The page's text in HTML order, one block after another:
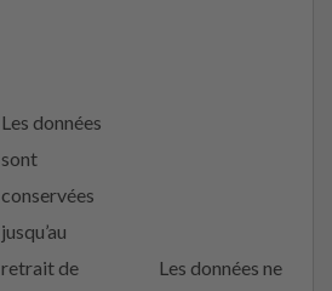
Les données
sont
conservées
jusqu’au
retrait de
Les données ne